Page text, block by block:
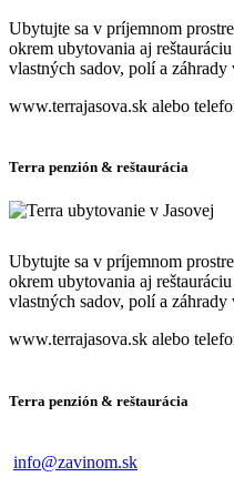
Ubytujte sa v príjemnom
okrem ubytovania aj
vlastných sadov, polí a
www.terrajasova.sk alebo
Terra penzión & reštaurácia
Ubytujte sa v príjemnom
okrem ubytovania aj
vlastných sadov, polí a
www.terrajasova.sk alebo
Terra penzión & reštaurácia
info@zavinom.sk